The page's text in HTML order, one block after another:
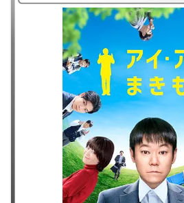
｜#アイアムまきもと### ｜2022年｜阿部サ
下洸平｜ドラマ/コメディ ｜市役所おみおくり
の身寄りを探しに。亡くなった人の想いを大
繋ぎ、自らも変えていく。